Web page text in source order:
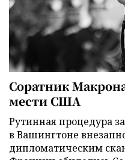
Соратник
мести США
Рутинная процедура
в Вашингтоне
дипломатическим